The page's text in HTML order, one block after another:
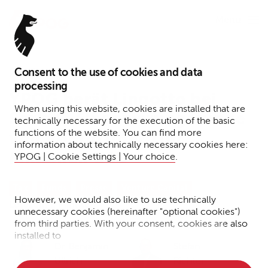
Consent to the use of cookies and data
processing
When using this website, cookies are installed that are
technically necessary for the execution of the basic
functions of the website. You can find more
information about technically necessary cookies here:
YPOG | Cookie Settings | Your choice.
However, we would also like to use technically
unnecessary cookies (hereinafter "optional cookies")
from third parties. With your consent, cookies are also
installed to
29. Januar 2026
Serie C-Finanzierungsrunde
von RobCo über 100
Millionen USD
Lesezeit: 2 Minuten
Ullrich
Richter